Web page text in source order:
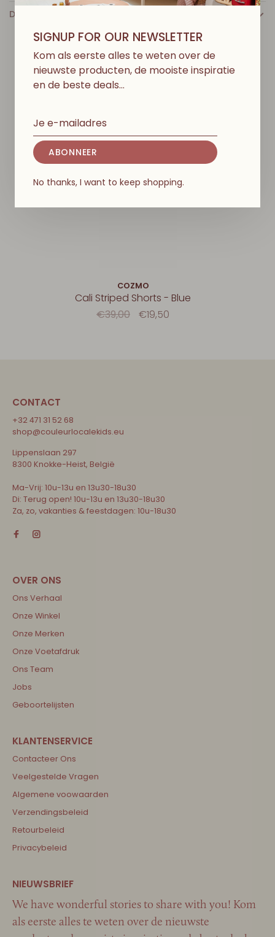
DETAILS
TVINDJEMIS
COZMO
Cali Striped Shorts - Blue
€39,00
€19,50
CONTACT
+32 471 31 52 68
shop@couleurlocalekids.eu
Lippenslaan 297
8300 Knokke-Heist, België
Ma-Vrij: 10u-13u en 13u30-18u30
Di: Terug open! 10u-13u en 13u30-18u30
Za, zo, vakanties & feestdagen: 10u-18u30
Ons Verhaal
Onze Winkel
Onze Merken
Onze Voetafdruk
Ons Team
Jobs
Geboortelijsten
Contacteer Ons
Veelgestelde Vragen
Algemene voowaarden
Verzendingsbeleid
Retourbeleid
Privacybeleid
We have wonderful stories to share with you! Kom
als eerste alles te weten over de nieuwste
SIGNUP FOR OUR NEWSLETTER
Kom als eerste alles te weten over de
nieuwste producten, de mooiste inspiratie
en de beste deals…
ABONNEER
No thanks, I want to keep shopping.